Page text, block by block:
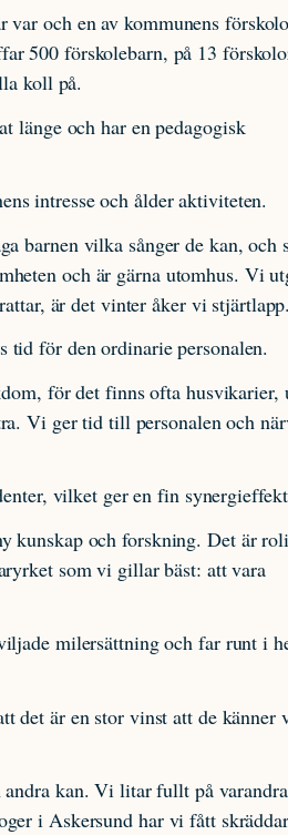
var och en av kommunens
500 förskolebarn, på 13
koll på.
länge och har en pedagogisk
intresse och ålder aktiviteten.
barnen vilka sånger de kan, och
och är gärna utomhus. Vi
är det vinter åker vi stjärtlapp.
för den ordinarie personalen.
för det finns ofta husvikarier,
Vi ger tid till personalen och
vilket ger en fin
kunskap och forskning. Det är
som vi gillar bäst: att vara
milersättning och far runt i
det är en stor vinst att de känner
kan. Vi litar fullt på
i Askersund har vi fått